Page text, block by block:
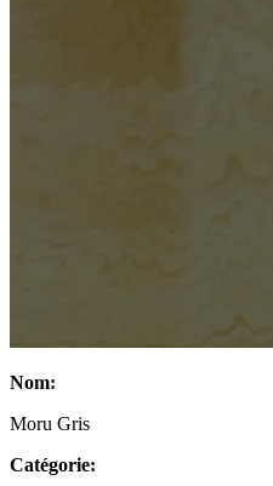
Nom:
Moru Gris
Catégorie: